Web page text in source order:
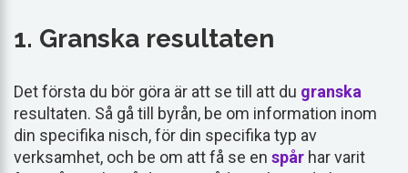
1. Granska resultaten
Det första du bör göra är att se till att du granska
resultaten. Så gå till byrån, be om information inom
din specifika nisch, för din specifika typ av
verksamhet, och be om att få se en spår har varit